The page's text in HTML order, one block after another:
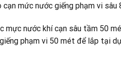
mức nước giếng phạm vi sâu
nước khí cạn sâu tầm 50
phạm vi 50 mét để lắp tại